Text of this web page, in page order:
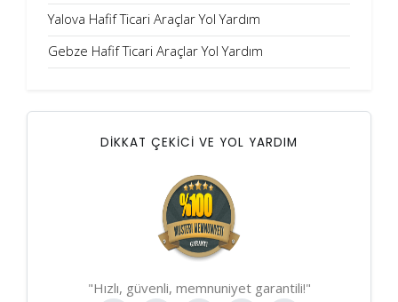
Yalova Hafif Ticari Araçlar Yol Yardım
Gebze Hafif Ticari Araçlar Yol Yardım
DİKKAT ÇEKİCİ VE YOL YARDIM
"Hızlı, güvenli, memnuniyet garantili!"